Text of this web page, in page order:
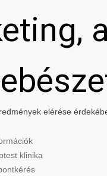
elérése
klinika